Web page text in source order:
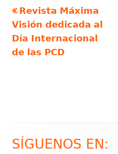
Navegación
de
entradas
Artículo
anterior
Revista Máxima
Visión dedicada al
Día Internacional
de las PCD
Barra
SÍGUENOS EN: